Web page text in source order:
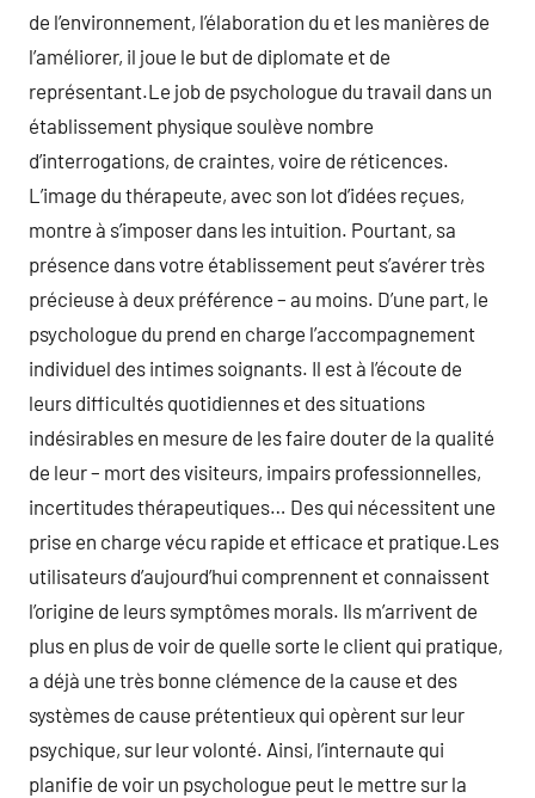
de l’environnement, l’élaboration du et les manières de
l’améliorer, il joue le but de diplomate et de
représentant.Le job de psychologue du travail dans un
établissement physique soulève nombre
d’interrogations, de craintes, voire de réticences.
L’image du thérapeute, avec son lot d’idées reçues,
montre à s’imposer dans les intuition. Pourtant, sa
présence dans votre établissement peut s’avérer très
précieuse à deux préférence – au moins. D’une part, le
psychologue du prend en charge l’accompagnement
individuel des intimes soignants. Il est à l’écoute de
leurs difficultés quotidiennes et des situations
indésirables en mesure de les faire douter de la qualité
de leur – mort des visiteurs, impairs professionnelles,
incertitudes thérapeutiques… Des qui nécessitent une
prise en charge vécu rapide et efficace et pratique.Les
utilisateurs d’aujourd’hui comprennent et connaissent
l’origine de leurs symptômes morals. Ils m’arrivent de
plus en plus de voir de quelle sorte le client qui pratique,
a déjà une très bonne clémence de la cause et des
systèmes de cause prétentieux qui opèrent sur leur
psychique, sur leur volonté. Ainsi, l’internaute qui
planifie de voir un psychologue peut le mettre sur la